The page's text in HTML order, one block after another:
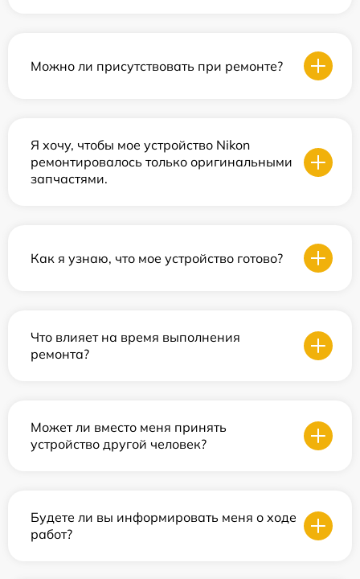
Можно ли присутствовать при ремонте?
Я хочу, чтобы мое устройство Nikon
ремонтировалось только оригинальными
запчастями.
Как я узнаю, что мое устройство готово?
Что влияет на время выполнения
ремонта?
Может ли вместо меня принять
устройство другой человек?
Будете ли вы информировать меня о ходе
работ?